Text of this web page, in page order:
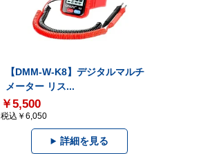
【DMM-W-K8】デジタルマルチ
メーター リス...
￥5,500
税込￥6,050
詳細を見る